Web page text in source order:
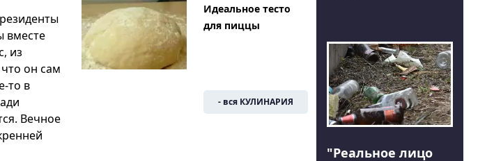
вместе
из
он сам
то в
Вечное
Идеальное тесто
для пиццы
- вся КУЛИНАРИЯ
"Реальное лицо